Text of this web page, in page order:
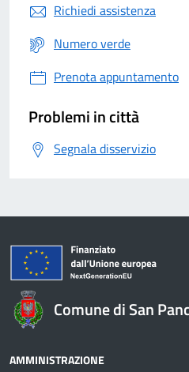
Richiedi assistenza
Numero verde
Prenota appuntamento
Problemi in città
Segnala disservizio
Comune di San
AMMINISTRAZIONE